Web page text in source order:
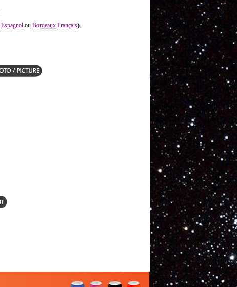
Espagnol ou Bordeaux Français).